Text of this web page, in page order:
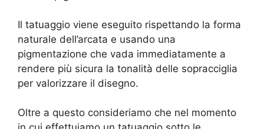
Il tatuaggio viene eseguito rispettando la forma
naturale dell’arcata e usando una
pigmentazione che vada immediatamente a
rendere più sicura la tonalità delle sopracciglia
per valorizzare il disegno.
Oltre a questo consideriamo che nel momento